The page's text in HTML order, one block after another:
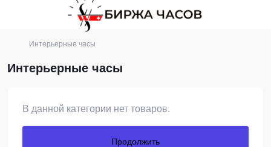
Интерьерные часы
Интерьерные часы
В данной категории нет товаров.
Продолжить